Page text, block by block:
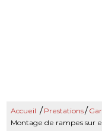
Accueil /Prestations/
Montage de rampes sur